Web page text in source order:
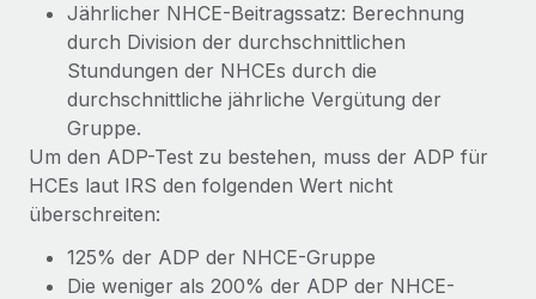
Jährlicher NHCE-Beitragssatz: Berechnung
durch Division der durchschnittlichen
Stundungen der NHCEs durch die
durchschnittliche jährliche Vergütung der
Gruppe.
Um den ADP-Test zu bestehen, muss der ADP für
HCEs laut IRS den folgenden Wert nicht
überschreiten:
125% der ADP der NHCE-Gruppe
Die weniger als 200% der ADP der NHCE-